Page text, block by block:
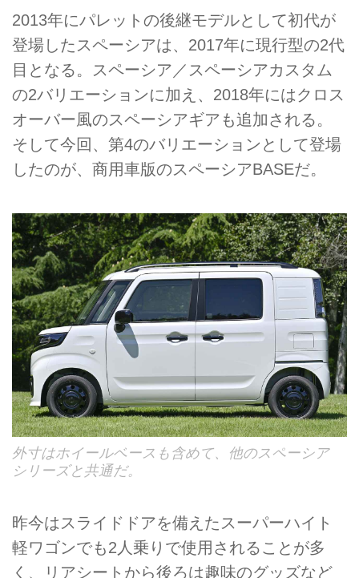
2013年にパレットの後継モデルとして初代が
登場したスペーシアは、2017年に現行型の2代
目となる。スペーシア／スペーシアカスタム
の2バリエーションに加え、2018年にはクロス
オーバー風のスペーシアギアも追加される。
そして今回、第4のバリエーションとして登場
したのが、商用車版のスペーシアBASEだ。
外寸はホイールベースも含めて、他のスペーシア
シリーズと共通だ。
昨今はスライドドアを備えたスーパーハイト
軽ワゴンでも2人乗りで使用されることが多
く、リアシートから後ろは趣味のグッズなど